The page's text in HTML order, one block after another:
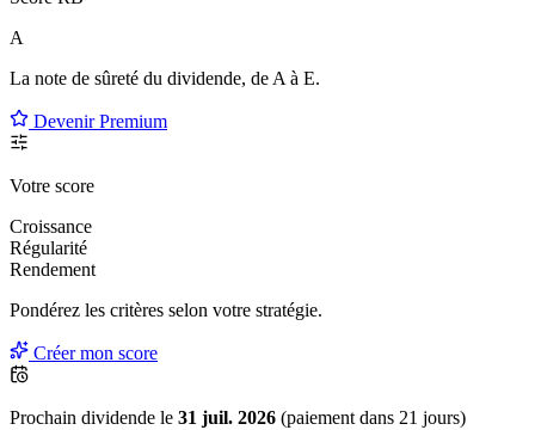
A
La note de sûreté du dividende, de A à E.
Devenir Premium
Votre score
Croissance
Régularité
Rendement
Pondérez les critères selon votre stratégie.
Créer mon score
Prochain dividende le 31 juil. 2026 (paiement dans 21 jours)